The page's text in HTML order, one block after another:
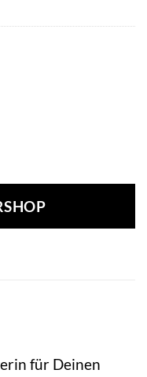
für Deinen